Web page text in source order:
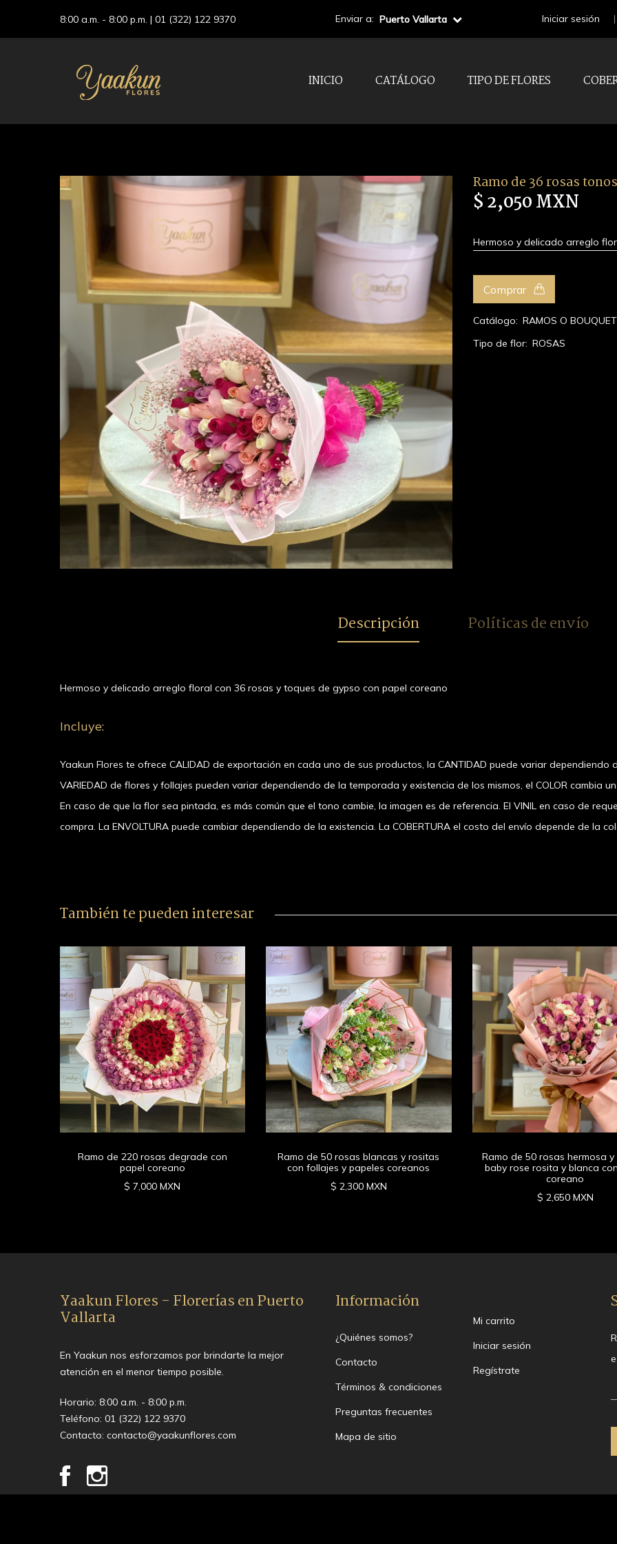
8:00 a.m. - 8:00 p.m. | 01 (322) 122 9370 Enviar a: Puerto Vallarta Iniciar sesión
INICIO CATÁLOGO TIPO DE FLORES
Ramo de 36 rosas
$ 2,050 MXN
Hermoso y delicado arreglo
Comprar
Catálogo: RAMOS O
Tipo de flor: ROSAS
Descripción Políticas de envío
Hermoso y delicado arreglo floral con 36 rosas y toques de gypso con papel coreano
Incluye:
Yaakun Flores te ofrece CALIDAD de exportación en cada uno de sus productos, la CANTIDAD puede variar
VARIEDAD de flores y follajes pueden variar dependiendo de la temporada y existencia de los mismos, el COLOR cambia
En caso de que la flor sea pintada, es más común que el tono cambie, la imagen es de referencia. El VINIL en caso de
compra. La ENVOLTURA puede cambiar dependiendo de la existencia. La COBERTURA el costo del envío depende de la
También te pueden interesar
Ramo de 220 rosas degrade con
papel coreano
$ 7,000 MXN
Ramo de 50 rosas blancas y rositas
con follajes y papeles coreanos
$ 2,300 MXN
Ramo de 50 rosas hermosa y
baby rose rosita y blanca
coreano
$ 2,650 MXN
Yaakun Flores - Florerías en Puerto
Vallarta
En Yaakun nos esforzamos por brindarte la mejor
atención en el menor tiempo posible.
Horario: 8:00 a.m. - 8:00 p.m.
Teléfono: 01 (322) 122 9370
Contacto: contacto@yaakunflores.com
Información
¿Quiénes somos?
Contacto
Términos & condiciones
Preguntas frecuentes
Mapa de sitio
Mi carrito
Iniciar sesión
Regístrate